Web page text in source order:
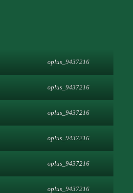
oplus_9437216
oplus_9437216
oplus_9437216
oplus_9437216
oplus_9437216
oplus_9437216